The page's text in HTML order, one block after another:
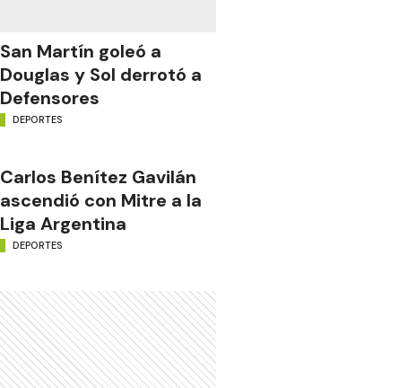
San Martín goleó a
Douglas y Sol derrotó a
Defensores
DEPORTES
Carlos Benítez Gavilán
ascendió con Mitre a la
Liga Argentina
DEPORTES